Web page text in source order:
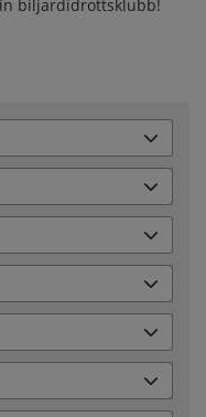
biljardidrottsklubb!